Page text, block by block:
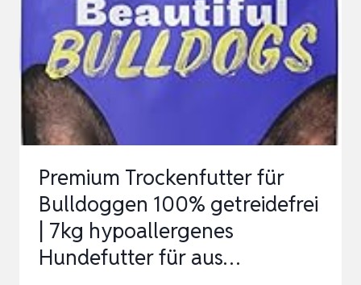
HUNDEFUTTER
TROCKEN,
REICH
AN
X
3
KG)
Premium Trockenfutter für
Bulldoggen 100% getreidefrei
| 7kg hypoallergenes
Hundefutter für aus…